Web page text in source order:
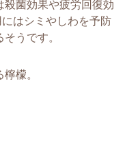
菌効果や疲労回復効
はシミやしわを予防
うです。
檬。